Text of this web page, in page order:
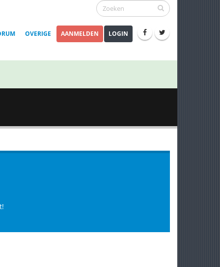
OVERIGE AANMELDEN LOGIN